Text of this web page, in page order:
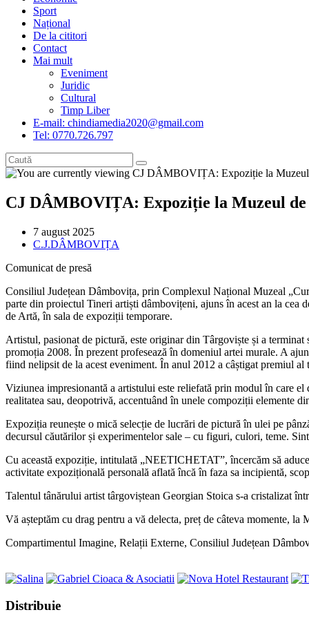
Sport
Național
De la cititori
Contact
Mai mult
Eveniment
Juridic
Cultural
Timp Liber
E-mail: chindiamedia2020@gmail.com
Tel: 0770.726.797
CJ DÂMBOVIȚA: Expoziție la Muzeul
Post
published:
7 august 2025
Post
C.J.DÂMBOVIȚA
Comunicat de presă
Consiliul Județean Dâmbovița, prin Complexul Național Muzeal
parte din proiectul Tineri artiști dâmbovițeni, ajuns în acest an la cea
de Artă, în sala de expoziții temporare.
Artistul, pasionat de pictură, este originar din Târgoviște și a
promoția 2008. În prezent profesează în domeniul artei murale. A
fiind nelipsit de la acest eveniment. În anul 2012 a câștigat premiul
Viziunea impresionantă a artistului este reliefată prin modul în care
realitatea sau, deopotrivă, accentuând în unele compoziții elemente
Expoziția reunește o mică selecție de lucrări de pictură în ulei pe
decursul căutărilor și experimentelor sale – cu figuri, culori, teme.
Cu această expoziție, intitulată „NEETICHETAT”, încercăm să
activitate expozițională personală aflată încă în faza sa incipientă,
Talentul tânărului artist târgoviștean Georgian Stoica s-a cristalizat
Vă așteptăm cu drag pentru a vă delecta, preț de câteva momente,
Compartimentul Imagine, Relații Externe, Consiliul Județean
DistribuieShare